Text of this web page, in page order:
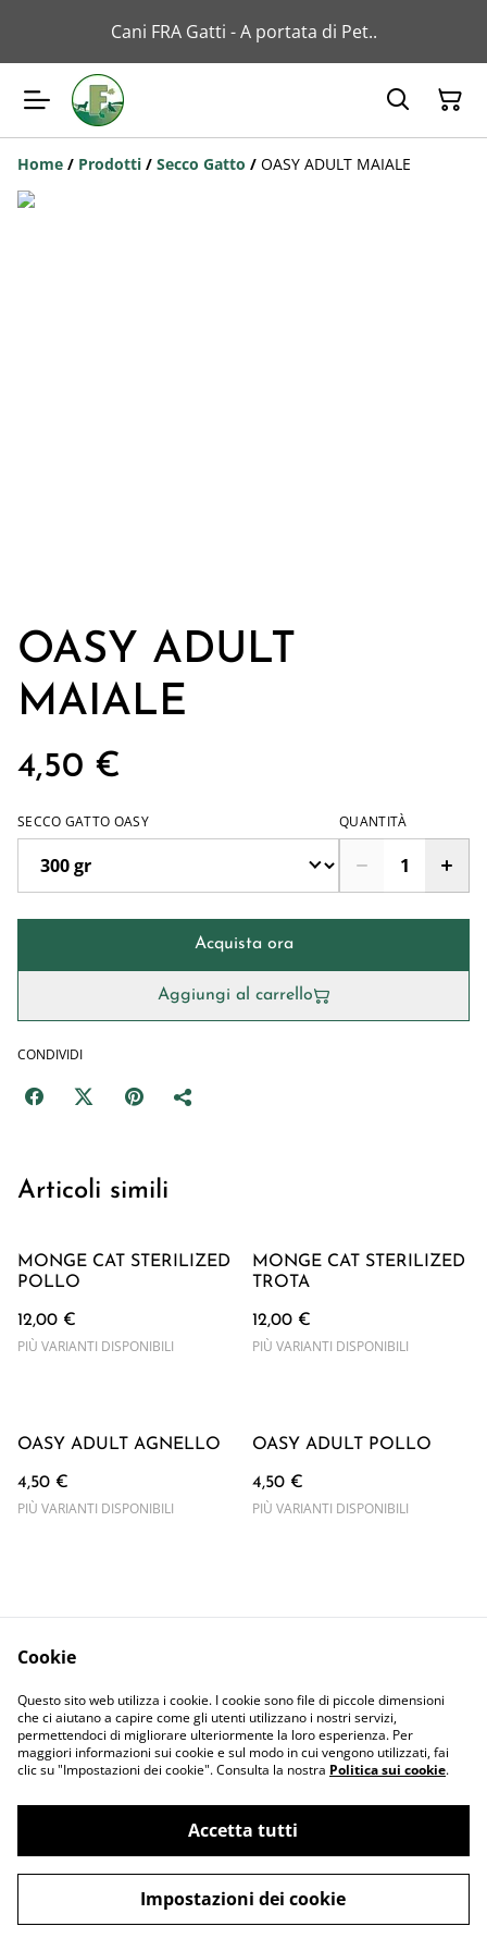
Cani FRA Gatti - A portata di Pet..
Home / Prodotti / Secco Gatto / OASY ADULT MAIALE
OASY ADULT
MAIALE
4,50 €
SECCO GATTO OASY QUANTITÀ
Acquista ora
Aggiungi al carrello
CONDIVIDI
Articoli simili
MONGE CAT STERILIZED
POLLO
12,00 €
PIÙ VARIANTI DISPONIBILI
MONGE CAT STERILIZED
TROTA
12,00 €
PIÙ VARIANTI DISPONIBILI
OASY ADULT AGNELLO
4,50 €
PIÙ VARIANTI DISPONIBILI
OASY ADULT POLLO
4,50 €
PIÙ VARIANTI DISPONIBILI
Privacy Policy
Cookie Policy
©2026cani FRA gatti
powered by
Cookie
Questo sito web utilizza i cookie. I cookie sono file di piccole dimensioni
che ci aiutano a capire come gli utenti utilizzano i nostri servizi,
permettendoci di migliorare ulteriormente la loro esperienza. Per
maggiori informazioni sui cookie e sul modo in cui vengono utilizzati, fai
clic su "Impostazioni dei cookie". Consulta la nostra Politica sui cookie.
Accetta tutti
Impostazioni dei cookie